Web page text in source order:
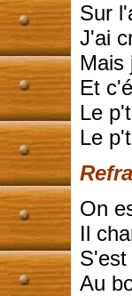
Sur
J'ai
Mais
Et
Le
Le
On
Il
S'est
Au